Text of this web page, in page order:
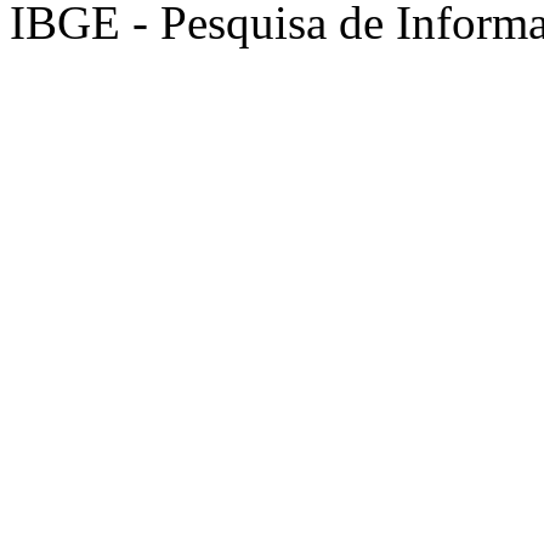
IBGE - Pesquisa de